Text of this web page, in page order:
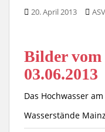
20. April 2013
Bilder vom
03.06.2013
Das Hochwasser
Wasserstände